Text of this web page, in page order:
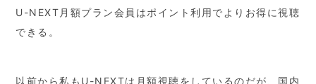
U-NEXT月額プラン会員はポイント利用でよりお得に視聴
できる。
以前から私もU-NEXTは月額視聴をしているのだが、国内